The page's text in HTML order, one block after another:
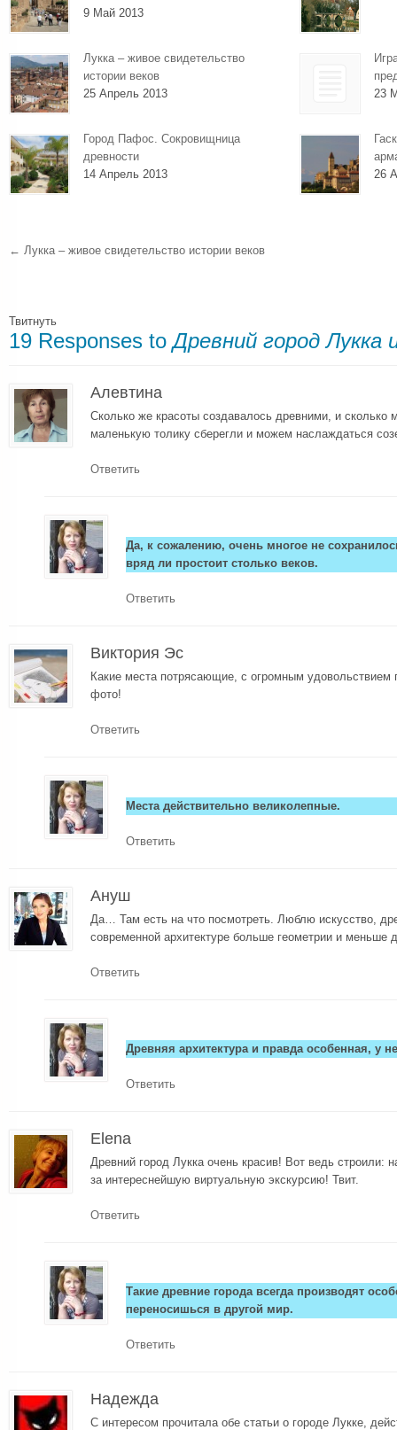
9 Май 2013
Лукка – живое свидетельство
истории веков
25 Апрель 2013
Город Пафос. Сокровищница
древности
14 Апрель 2013
23
26
← Лукка – живое свидетельство истории веков
Твитнуть
19 Responses toДревний город Лукка
Алевтина
Сколько же красоты создавалось древними, и сколько
маленькую толику сберегли и можем наслаждаться
Ответить
Да, к сожалению, очень многое не
вряд ли простоит столько веков.
Ответить
Виктория Эс
Какие места потрясающие, с огромным удовольствием
фото!
Ответить
Места действительно великолепные.
Ответить
Ануш
Да… Там есть на что посмотреть. Люблю искусство,
современной архитектуре больше геометрии и меньше
Ответить
Древняя архитектура и правда особенная, у
Ответить
Elena
Древний город Лукка очень красив! Вот ведь строили:
за интереснейшую виртуальную экскурсию! Твит.
Ответить
Такие древние города всегда производят
переносишься в другой мир.
Ответить
Надежда
С интересом прочитала обе статьи о городе Лукке,